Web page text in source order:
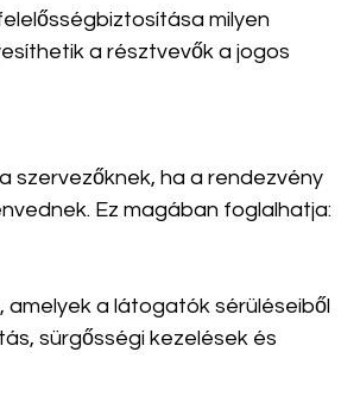
milyen
a résztvevők a jogos
szervezőknek, ha a rendezvény
Ez magában foglalhatja:
a látogatók sérüléseiből
sürgősségi kezelések és